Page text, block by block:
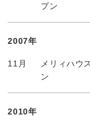
プン
2007年
11月
メリィハウ
ン
2010年